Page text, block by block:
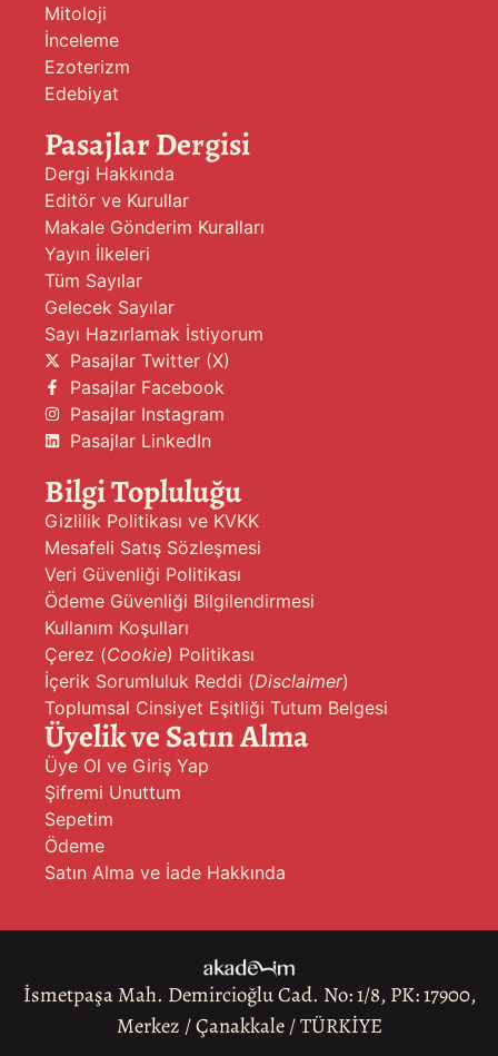
Mitoloji
İnceleme
Ezoterizm
Edebiyat
Pasajlar Dergisi
Dergi Hakkında
Editör ve Kurullar
Makale Gönderim Kuralları
Yayın İlkeleri
Tüm Sayılar
Gelecek Sayılar
Sayı Hazırlamak İstiyorum
Pasajlar Twitter (X)
Pasajlar Facebook
Pasajlar Instagram
Pasajlar LinkedIn
Bilgi Topluluğu
Gizlilik Politikası ve KVKK
Mesafeli Satış Sözleşmesi
Veri Güvenliği Politikası
Ödeme Güvenliği Bilgilendirmesi
Kullanım Koşulları
Çerez (Cookie) Politikası
İçerik Sorumluluk Reddi (Disclaimer)
Toplumsal Cinsiyet Eşitliği Tutum Belgesi
Üyelik ve Satın Alma
Üye Ol ve Giriş Yap
Şifremi Unuttum
Sepetim
Ödeme
Satın Alma ve İade Hakkında
İsmetpaşa Mah. Demircioğlu Cad. No: 1/8, PK: 17900,
Merkez / Çanakkale / TÜRKİYE